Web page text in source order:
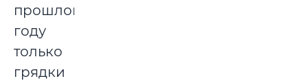
прошлом
году
только
грядки